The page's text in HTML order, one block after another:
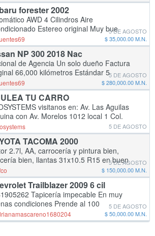
forester 2002
AWD 4 Cilindros Aire
Estereo original Muy bue
Excelente para uso diario $35,000
646 245 24 38
5 DE AGOSTO
$ 35,000.00 M.N.
NP 300 2018 Nac
de Agencia Un solo dueño Factura
66,000 kilómetros Estándar 5
Motor QR25 4 cil. 2.5 lts 166 HP
Acondicionado Rines de Alumin
5 DE AGOSTO
$ 280,000.00 M.N.
TU CARRO
visitanos en: Av. Las Aguilas
con Av. Morelos 1012 local 1 Col.
Tel. 646-173-4266 Horario: De lunes
9am a 7pm Sabado: 10am a 7pm
5 DE AGOSTO
TACOMA 2000
2.7l, AA, carrocería y pintura bien,
bien, llantas 31x10.5 R15 en buen
bedliner, Baja Temporal, seguro
hasta septiembre '26
5 DE AGOSTO
$ 150,000.00 M.N.
Trailblazer 2009 6 cil
Tapicería impecable En muy
condiciones Prende al 100
5 DE AGOSTO
$ 50,000.00 M.N.